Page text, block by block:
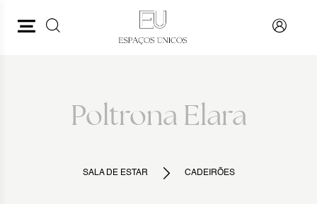
Poltrona Elara
SALA DE ESTAR CADEIRÕES
PESQUISAR